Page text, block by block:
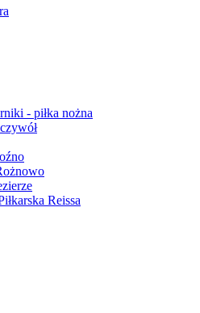
- piłka nożna
Reissa